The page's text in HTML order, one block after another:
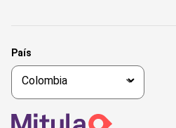
País